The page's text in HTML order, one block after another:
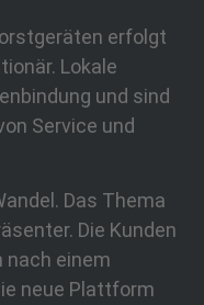
erfolgt
Lokale
und sind
Service und
Das Thema
Die Kunden
nach einem
neue Plattform